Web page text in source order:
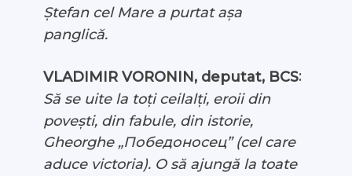
Ștefan cel Mare a purtat așa
panglică.
VLADIMIR VORONIN, deputat, BCS:
Să se uite la toți ceilalți, eroii din
povești, din fabule, din istorie,
Gheorghe „Победоносец” (cel care
aduce victoria). O să ajungă la toate